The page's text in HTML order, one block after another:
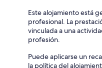
Este alojamiento está
profesional. La
vinculada a una
profesión.
Puede aplicarse un
la política del